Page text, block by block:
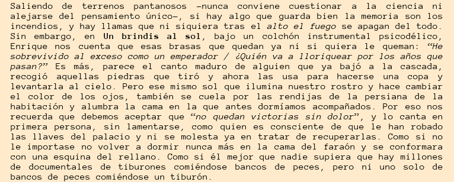
Saliendo de terrenos pantanosos -nunca conviene cuestionar a la ciencia ni
alejarse del pensamiento único-, si hay algo que guarda bien la memoria son los
incendios, y hay llamas que ni siquiera tras elalto el fuego se apagan del todo.
Sin embargo, en Un brindis al sol
, bajo un colchón instrumental psicodélico,
Enrique nos cuenta que esas brasas que quedan ya ni si quiera le queman: “He
sobrevivido al exceso como un emperador / ¿Quién va a lloriquear por los años que
pasan?” Es más, parece el canto maduro de alguien que ya bajó a la cascada,
recogió aquellas piedras que tiró y ahora las usa para hacerse una copa y
levantarla al cielo. Pero ese mismo sol que ilumina nuestro rostro y hace cambiar
el color de los ojos, también se cuela por las rendijas de la persiana de la
habitación y alumbra la cama en la que antes dormíamos acompañados. Por eso nos
recuerda que debemos aceptar que “no quedan victorias sin dolor”, y lo canta en
primera persona, sin lamentarse, como quien es consciente de que le han robado
las llaves del palacio y ni se molesta ya en tratar de recuperarlas. Como si no
le importase no volver a dormir nunca más en la cama del faraón y se conformara
con una esquina del rellano. Como si él mejor que nadie supiera que hay millones
de documentales de tiburones comiéndose bancos de peces, pero ni uno solo de
bancos de peces comiéndose un tiburón.